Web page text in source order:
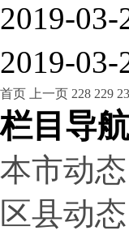
2019-03-
2019-03-
首页 上一页 228 229
栏目导航
本市动态
区县动态